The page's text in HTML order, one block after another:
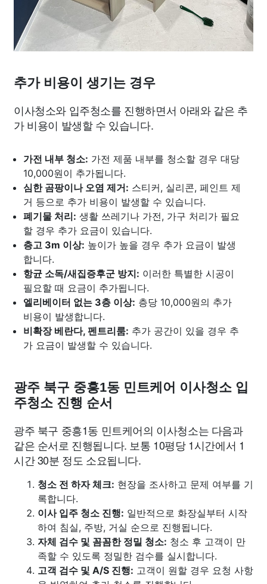
추가 비용이 생기는 경우
이사청소와 입주청소를 진행하면서 아래와 같은 추
가 비용이 발생할 수 있습니다.
가전 내부 청소: 가전 제품 내부를 청소할 경우 대당
10,000원이 추가됩니다.
심한 곰팡이나 오염 제거: 스티커, 실리콘, 페인트 제
거 등으로 추가 비용이 발생할 수 있습니다.
폐기물 처리: 생활 쓰레기나 가전, 가구 처리가 필요
할 경우 추가 요금이 있습니다.
층고 3m 이상: 높이가 높을 경우 추가 요금이 발생
합니다.
항균 소독/새집증후군 방지: 이러한 특별한 시공이
필요할 때 요금이 추가됩니다.
엘리베이터 없는 3층 이상: 층당 10,000원의 추가
비용이 발생합니다.
비확장 베란다, 펜트리룸: 추가 공간이 있을 경우 추
가 요금이 발생할 수 있습니다.
광주 북구 중흥1동 민트케어 이사청소 입
주청소 진행 순서
광주 북구 중흥1동 민트케어의 이사청소는 다음과
같은 순서로 진행됩니다. 보통 10평당 1시간에서 1
시간 30분 정도 소요됩니다.
청소 전 하자 체크: 현장을 조사하고 문제 여부를 기
록합니다.
이사 입주 청소 진행: 일반적으로 화장실부터 시작
하여 침실, 주방, 거실 순으로 진행됩니다.
자체 검수 및 꼼꼼한 정밀 청소: 청소 후 고객이 만
족할 수 있도록 정밀한 검수를 실시합니다.
고객 검수 및 A/S 진행: 고객이 원할 경우 요청 사항